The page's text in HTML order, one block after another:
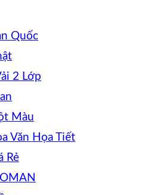
Quốc
2 Lớp
Màu
Văn Họa Tiết
Rẻ